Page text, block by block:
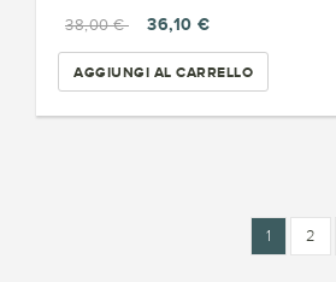
38,00 €
36,10 €
AGGIUNGI AL CARRELLO
1 2